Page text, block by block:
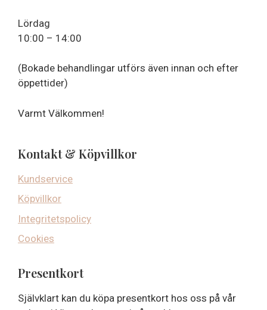
Lördag
10:00 – 14:00
(Bokade behandlingar utförs även innan och efter
öppettider)
Varmt Välkommen!
Kontakt & Köpvillkor
Kundservice
Köpvillkor
Integritetspolicy
Cookies
Presentkort
Självklart kan du köpa presentkort hos oss på vår